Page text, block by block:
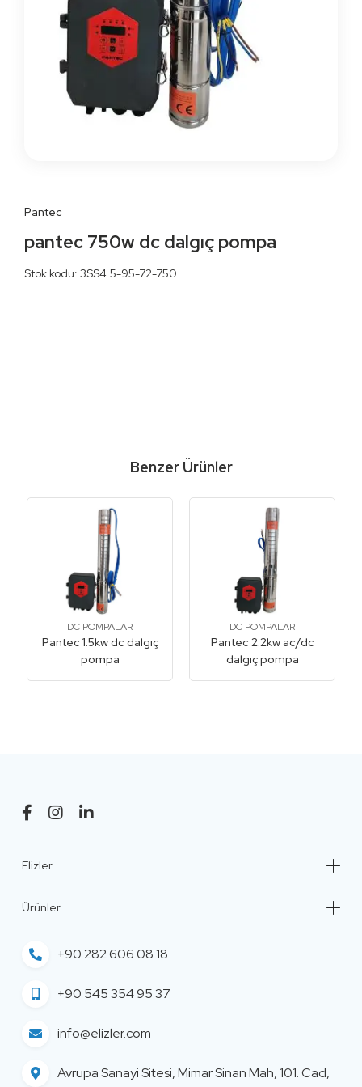
Pantec
pantec 750w dc dalgıç pompa
Stok kodu: 3SS4.5-95-72-750
Benzer Ürünler
DC POMPALAR
Pantec 1.5kw dc dalgıç
pompa
DC POMPALAR
Pantec 2.2kw ac/dc
dalgıç pompa
Elizler
Ürünler
+90 282 606 08 18
+90 545 354 95 37
info@elizler.com
Avrupa Sanayi Sitesi, Mimar Sinan Mah, 101. Cad,